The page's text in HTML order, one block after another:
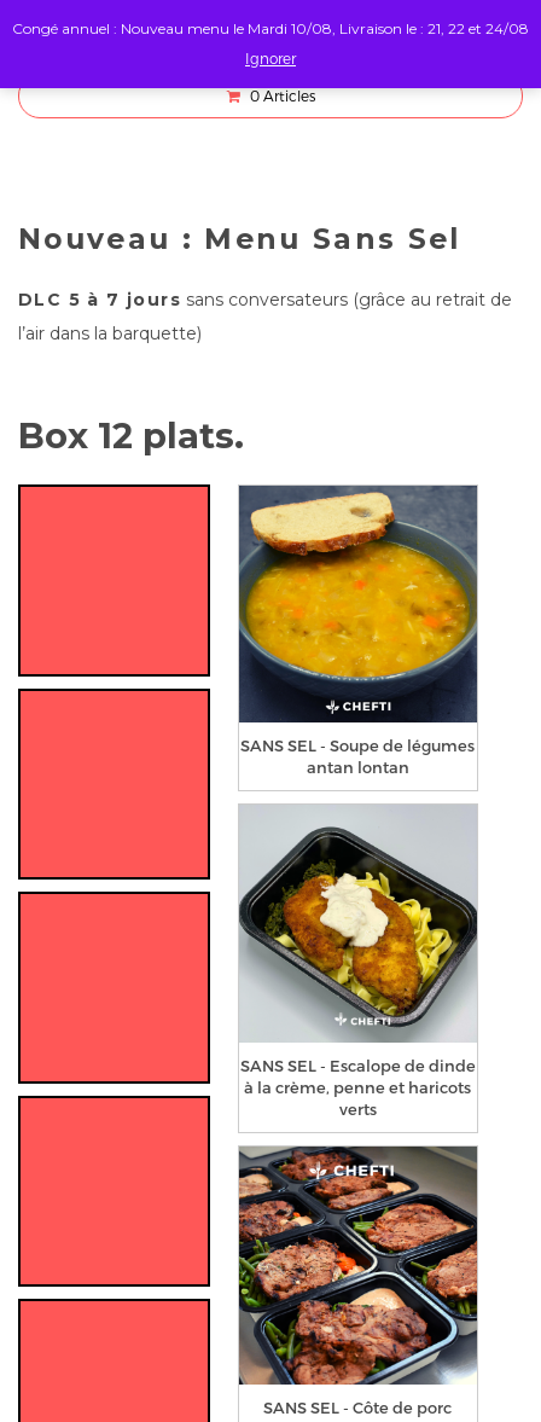
0 Articles
Nouveau : Menu Sans Sel
DLC 5 à 7 jours sans conversateurs (grâce au retrait de
l’air dans la barquette)
Box 12 plats.
SANS SEL - Soupe de légumes
antan lontan
SANS SEL - Escalope de dinde
à la crème, penne et haricots
verts
SANS SEL - Côte de porc
Congé annuel : Nouveau menu le Mardi 10/08, Livraison le : 21, 22 et 24/08
Ignorer